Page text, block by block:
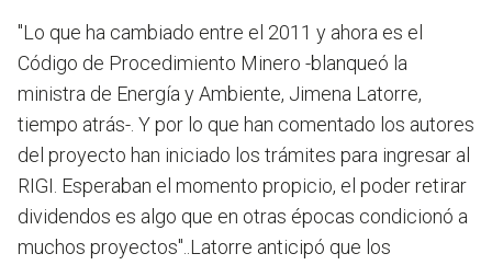
"Lo que ha cambiado entre el 2011 y ahora es el
Código de Procedimiento Minero -blanqueó la
ministra de Energía y Ambiente, Jimena Latorre,
tiempo atrás-. Y por lo que han comentado los autores
del proyecto han iniciado los trámites para ingresar al
RIGI. Esperaban el momento propicio, el poder retirar
dividendos es algo que en otras épocas condicionó a
muchos proyectos"..Latorre anticipó que los